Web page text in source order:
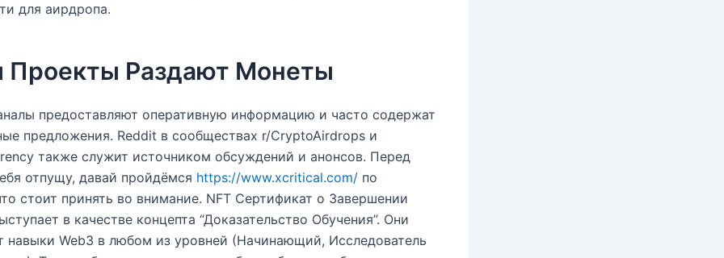
для аирдропа.
Проекты Раздают Монеты
предоставляют оперативную информацию и часто содержат
предложения. Reddit в сообществах r/CryptoAirdrops и
также служит источником обсуждений и анонсов. Перед
отпущу, давай пройдёмся https://www.xcritical.com/ по
стоит принять во внимание. NFT Сертификат о Завершении
в качестве концепта “Доказательство Обучения”. Они
навыки Web3 в любом из уровней (Начинающий, Исследователь